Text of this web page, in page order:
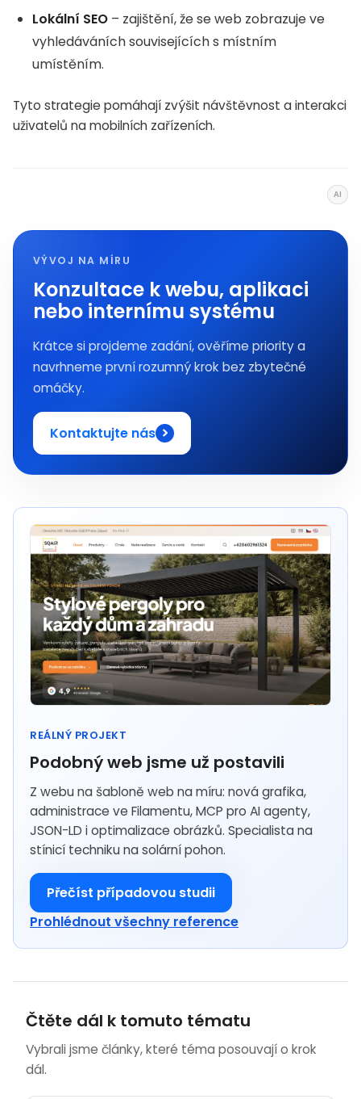
Lokální SEO – zajištění, že se web zobrazuje ve
vyhledáváních souvisejících s místním
umístěním.
Tyto strategie pomáhají zvýšit návštěvnost a interakci
uživatelů na mobilních zařízeních.
AI
VÝVOJ NA MÍRU
Konzultace k webu, aplikaci
nebo internímu systému
Krátce si projdeme zadání, ověříme priority a
navrhneme první rozumný krok bez zbytečné
omáčky.
Kontaktujte nás
REÁLNÝ PROJEKT
Podobný web jsme už postavili
Z webu na šabloně web na míru: nová grafika,
administrace ve Filamentu, MCP pro AI agenty,
JSON-LD i optimalizace obrázků. Specialista na
stínicí techniku na solární pohon.
Přečíst případovou studii
Prohlédnout všechny reference
Čtěte dál k tomuto tématu
Vybrali jsme články, které téma posouvají o krok
dál.